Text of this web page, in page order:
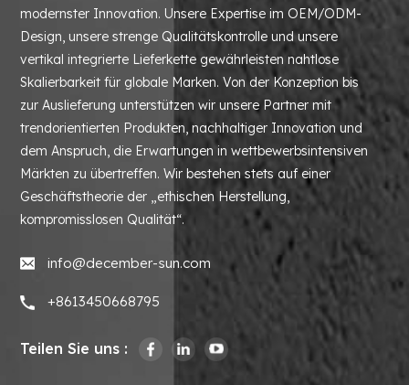
modernster Innovation. Unsere Expertise im OEM/ODM-
Design, unsere strenge Qualitätskontrolle und unsere
vertikal integrierte Lieferkette gewährleisten nahtlose
Skalierbarkeit für globale Marken. Von der Konzeption bis
zur Auslieferung unterstützen wir unsere Partner mit
trendorientierten Produkten, nachhaltiger Innovation und
dem Anspruch, die Erwartungen in wettbewerbsintensiven
Märkten zu übertreffen. Wir bestehen stets auf einer
Geschäftstheorie der „ethischen Herstellung,
kompromisslosen Qualität“.
info@december-sun.com
+8613450668795
Teilen Sie uns :